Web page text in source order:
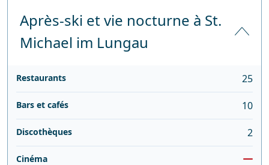
Après-ski et vie nocturne à St.
Michael im Lungau
Restaurants 25
Bars et cafés 10
Discothèques 2
Cinéma